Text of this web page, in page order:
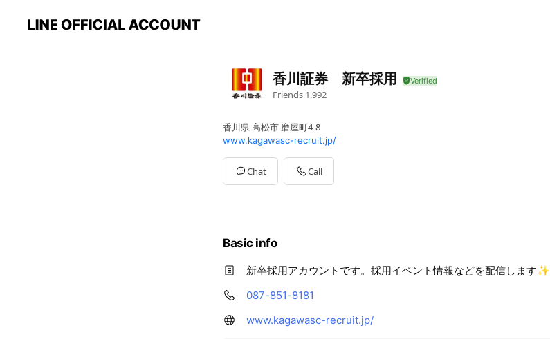
香川証券 新卒採用
Friends 1,992
香川県 高松市 磨屋町4-8
www.kagawasc-recruit.jp/
Chat Call
Basic info
新卒採用アカウントです。採用イベント情報などを配信します✨
087-851-8181
www.kagawasc-recruit.jp/